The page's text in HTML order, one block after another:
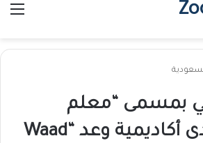
بمسمى “معلم
رياضيات” لدى أكاديمية وعد “Waad